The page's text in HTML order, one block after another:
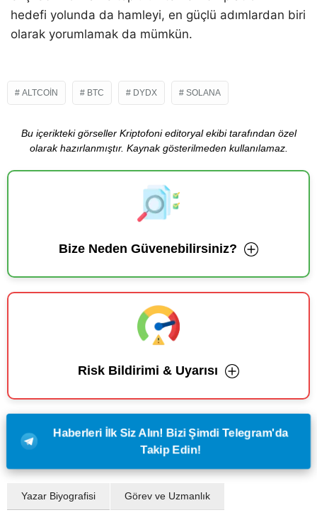
hedefi yolunda da hamleyi, en güçlü adımlardan biri
olarak yorumlamak da mümkün.
ALTCOIN BTC DYDX SOLANA
Bu içerikteki görseller Kriptofoni editoryal ekibi tarafından özel
olarak hazırlanmıştır. Kaynak gösterilmeden kullanılamaz.
Bize Neden Güvenebilirsiniz?
Risk Bildirimi & Uyarısı
Haberleri İlk Siz Alın! Bizi Şimdi Telegram'da
Takip Edin!
Yazar Biyografisi Görev ve Uzmanlık